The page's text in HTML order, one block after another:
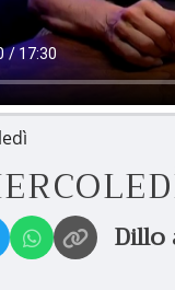
Dillo